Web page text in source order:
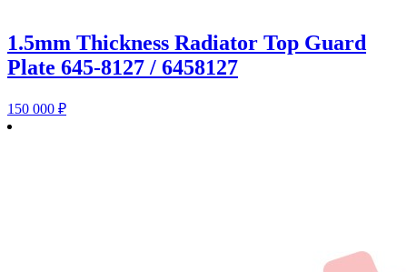
1.5mm Thickness Radiator Top Guard
Plate 645-8127 / 6458127
150 000 ₽